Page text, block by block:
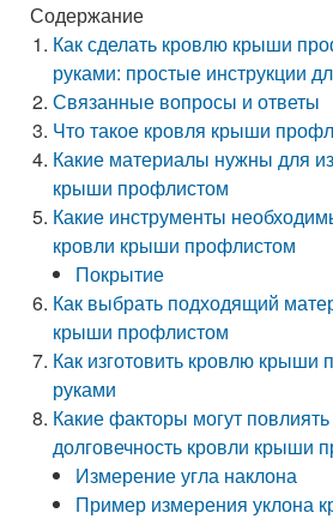
Содержание
Как сделать кровлю крыши
руками: простые инструкции
Связанные вопросы и ответы
Что такое кровля крыши
Какие материалы нужны для
крыши профлистом
Какие инструменты
кровли крыши профлистом
Покрытие
Как выбрать подходящий
крыши профлистом
Как изготовить кровлю крыши
руками
Какие факторы могут
долговечность кровли крыши
Измерение угла наклона
Пример измерения уклона